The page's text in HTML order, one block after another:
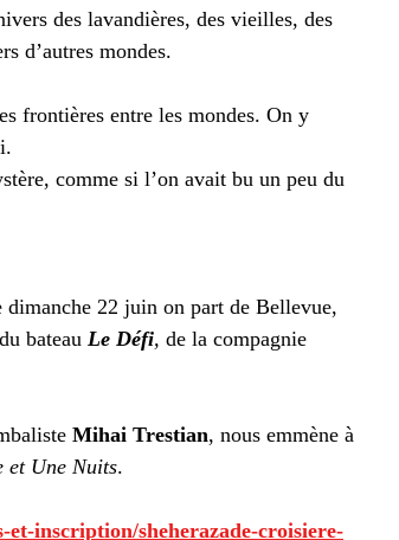
des lavandières, des vieilles, des
d’autres mondes.
frontières entre les mondes. On y
comme si l’on avait bu un peu du
22 juin on part de Bellevue,
bateau Le Défi, de la compagnie
Mihai Trestian, nous emmène à
et Une Nuits.
inscription/sheherazade-croisiere-